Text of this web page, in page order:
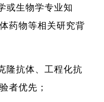
或生物学专业知
药物等相关研究背
隆抗体、工程化抗
者优先；